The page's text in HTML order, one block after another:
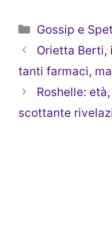
Categorie
Gossip e
Orietta Berti,
tanti farmaci,
Roshelle:
scottante